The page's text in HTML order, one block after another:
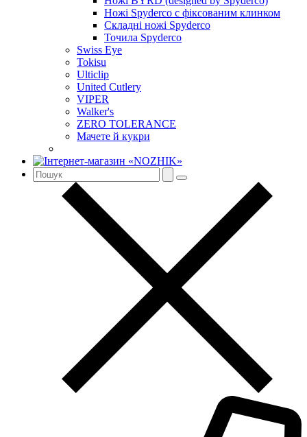
Ножі Spyderco c фіксованим клинком
Складні ножі Spyderco
Точила Spyderco
Swiss Eye
Tokisu
Ulticlip
United Cutlery
VIPER
Walker's
ZERO TOLERANCE
Мачете й кукри